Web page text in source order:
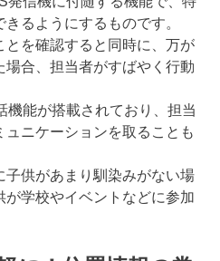
るようにするものです。
を確認すると同時に、万が
合、担当者がすばやく行動
機能が搭載されており、担当
ニケーションを取ることも
子供があまり馴染みがない場
が学校やイベントなどに参加